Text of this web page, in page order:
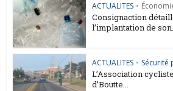
ACTUALITES •
Consignaction
l’implantation de
ACTUALITES • Sécurité
L’Association
d’Boutte...